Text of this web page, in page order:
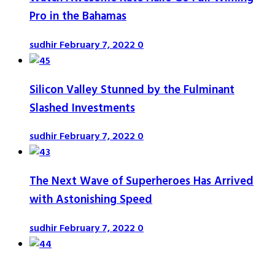
Pro in the Bahamas
sudhirFebruary 7, 20220
Silicon Valley Stunned by the Fulminant
Slashed Investments
sudhirFebruary 7, 20220
The Next Wave of Superheroes Has Arrived
with Astonishing Speed
sudhirFebruary 7, 20220